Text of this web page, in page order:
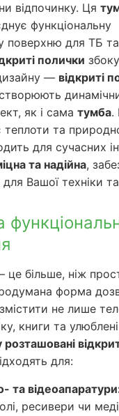
відпочинку. Ця
функціональну
поверхню для ТБ та
полички
— відкриті
як і сама тумба.
теплоти та
для сучасних
та надійна,
Вашої техніки
це більше, ніж
форма
не лише
книги та
розташовані
для:
та
ресивери чи